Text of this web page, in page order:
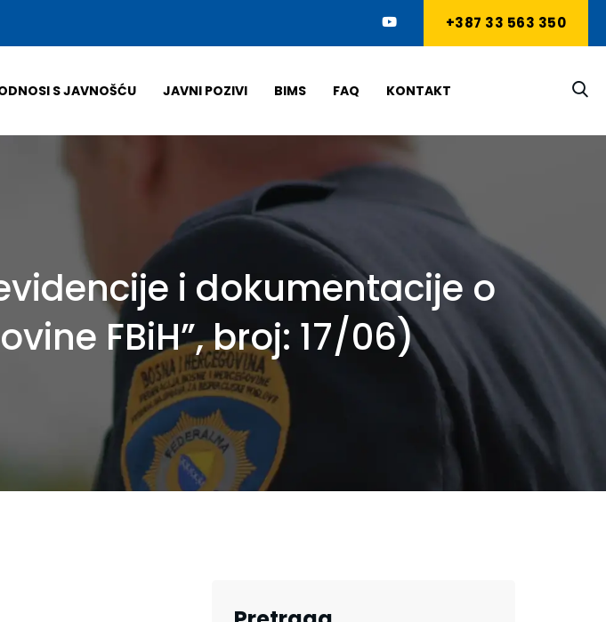
+387 33 563 350
S JAVNOŠĆU JAVNI POZIVI BIMS FAQ KONTAKT
i dokumentacije o
FBiH”, broj: 17/06)